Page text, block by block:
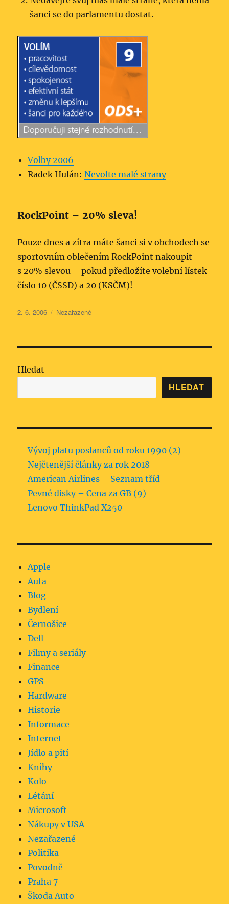
šanci se do parlamentu dostat.
Volby 2006
Radek Hulán:Nevolte malé strany
RockPoint – 20% sleva!
Pouze dnes a zítra máte šanci si v obchodech se
sportovním oblečením RockPoint nakoupit
s 20% slevou – pokud předložíte volební lístek
číslo 10 (ČSSD) a 20 (KSČM)!
Publikováno:
2. 6. 2006 Rubriky:
Nezařazené
Hledat
HLEDAT
Vývoj platu poslanců od roku 1990 (2)
Nejčtenější články za rok 2018
American Airlines – Seznam tříd
Pevné disky – Cena za GB (9)
Lenovo ThinkPad X250
Apple
Auta
Blog
Bydlení
Černošice
Dell
Filmy a seriály
Finance
GPS
Hardware
Historie
Informace
Internet
Jídlo a pití
Knihy
Kolo
Létání
Microsoft
Nákupy v USA
Nezařazené
Politika
Povodně
Praha 7
Škoda Auto